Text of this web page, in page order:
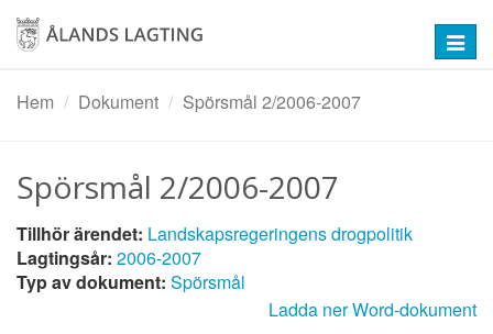
Hoppa
huvudinnehåll
Hem
Dokument Spörsmål 2/2006-2007
Spörsmål 2/2006-2007
Tillhör ärendet: Landskapsregeringens drogpolitik
Lagtingsår: 2006-2007
Typ av dokument: Spörsmål
Ladda ner Word-dokument